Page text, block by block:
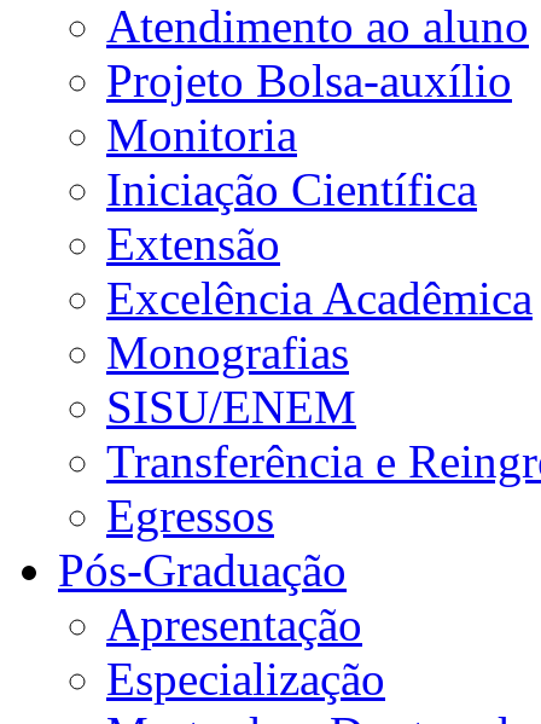
Atendimento ao aluno
Projeto Bolsa-auxílio
Monitoria
Iniciação Científica
Extensão
Excelência Acadêmica
Monografias
SISU/ENEM
Transferência e
Egressos
Pós-Graduação
Apresentação
Especialização